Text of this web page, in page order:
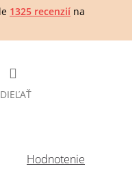
1325 recenzií na
Hodnotenie